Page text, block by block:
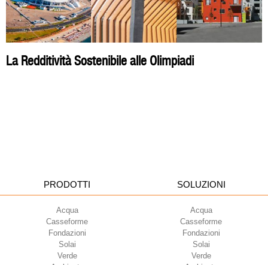
La Redditività Sostenibile alle Olimpiadi
PRODOTTI
Acqua
Casseforme
Fondazioni
Solai
Verde
SOLUZIONI
Acqua
Casseforme
Fondazioni
Solai
Verde